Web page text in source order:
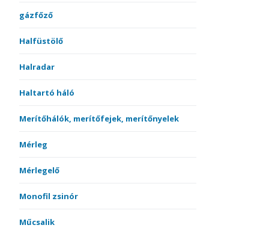
gázfőző
Halfüstölő
Halradar
Haltartó háló
Merítőhálók, merítőfejek, merítőnyelek
Mérleg
Mérlegelő
Monofil zsinór
Műcsalik